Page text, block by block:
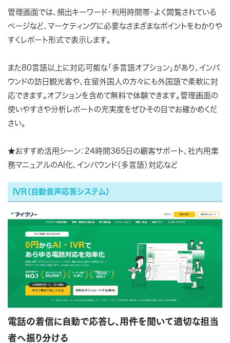
管理画面では、頻出キーワード・利用時間帯・よく閲覧されている
ページなど、マーケティングに必要なさまざまなポイントをわかりや
すくレポート形式で表示します。
また80言語以上に対応可能な「多言語オプション」があり、インバ
ウンドの訪日観光客や、在留外国人の方々にも外国語で柔軟に対
応できます。オプションを含めて無料で体験できます。管理画面の
使いやすさや分析レポートの充実度をぜひその目でお確かめくだ
さい。
★おすすめ活用シーン：24時間365日の顧客サポート、社内用業
務マニュアルのAI化、インバウンド（多言語）対応など
IVR（自動音声応答システム）
電話の着信に自動で応答し、用件を聞いて適切な担当
者へ振り分ける